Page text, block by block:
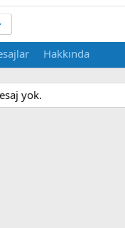
Hakkında
yok.